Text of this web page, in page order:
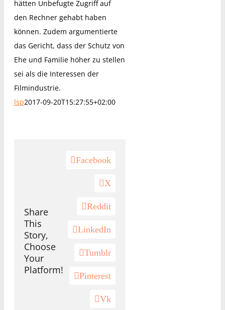
hätten Unbefugte Zugriff auf
den Rechner gehabt haben
können. Zudem argumentierte
das Gericht, dass der Schutz von
Ehe und Familie höher zu stellen
sei als die Interessen der
Filmindustrie.
lsp2017-09-20T15:27:55+02:00
Share
This
Story,
Choose
Your
Platform!
Facebook
X
Reddit
LinkedIn
Tumblr
Pinterest
Vk